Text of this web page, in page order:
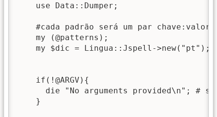
    use Data::Dumper;
    #cada padrão será um par chave:valor
    my (@patterns);
    my $dic = Lingua::Jspell->new("pt");
    if(!@ARGV){
die "No arguments provided\n"; #
    }